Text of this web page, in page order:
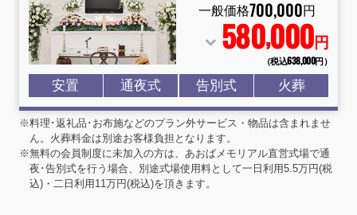
一般価格700,000円
580,000円
（税込638,000円）
安置 通夜式 告別式 火葬
※料理･返礼品･お布施などのプラン外サービス・物品は含まれませ
ん。火葬料金は別途お客様負担となります。
※無料の会員制度に未加入の方は、あおばメモリアル直営式場で通
夜･告別式を行う場合、別途式場使用料として一日利用5.5万円(税
込)・二日利用11万円(税込)を頂きます。